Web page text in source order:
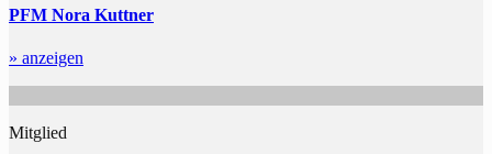
PFM Nora Kuttner
» anzeigen
Mitglied